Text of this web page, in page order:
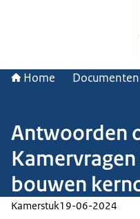
Home Documenten
Antwoorden
bouwen
Kamerstuk19-06-2024